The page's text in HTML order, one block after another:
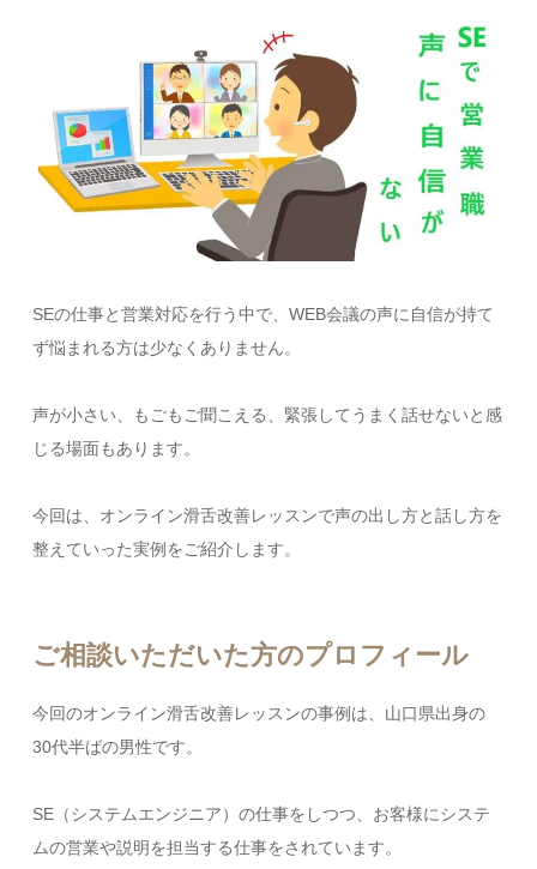
SEの仕事と営業対応を行う中で、WEB会議の声に自信が持て
ず悩まれる方は少なくありません。
声が小さい、もごもご聞こえる、緊張してうまく話せないと感
じる場面もあります。
今回は、オンライン滑舌改善レッスンで声の出し方と話し方を
整えていった実例をご紹介します。
ご相談いただいた方のプロフィール
今回のオンライン滑舌改善レッスンの事例は、山口県出身の
30代半ばの男性です。
SE（システムエンジニア）の仕事をしつつ、お客様にシステ
ムの営業や説明を担当する仕事をされています。